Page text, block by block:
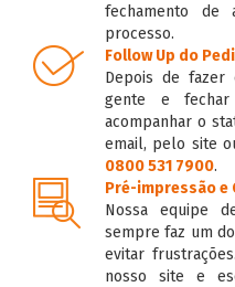
fechamento de
processo.
Follow Up do
Depois de fazer
gente e
acompanhar o
email, pelo site
0800 531 7900.
Pré-impressão e
Nossa equipe
sempre faz um
evitar
nosso site e